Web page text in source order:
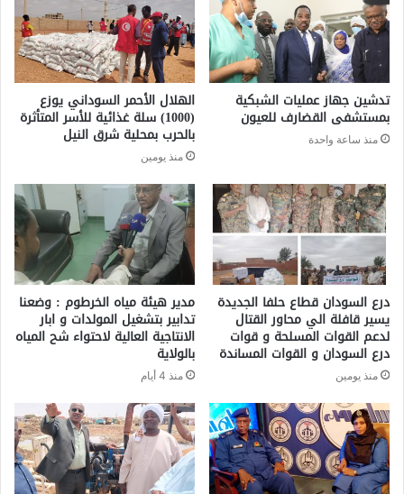
تدشين جهاز عمليات الشبكية
بمستشفى القضارف للعيون
منذ ساعة واحدة
الهلال الأحمر السوداني يوزع
(1000) سلة غذائية للأسر المتأثرة
بالحرب بمحلية شرق النيل
منذ يومين
درع السودان قطاع حلفا الجديدة
يسير قافلة الي محاور القتال
لدعم القوات المسلحة و قوات
درع السودان و القوات المساندة
منذ يومين
مدير هيئة مياه الخرطوم : وضعنا
تدابير بتشغيل المولدات و ابار
الانتاجية العالية لاحتواء شح المياه
بالولاية
منذ 4 أيام